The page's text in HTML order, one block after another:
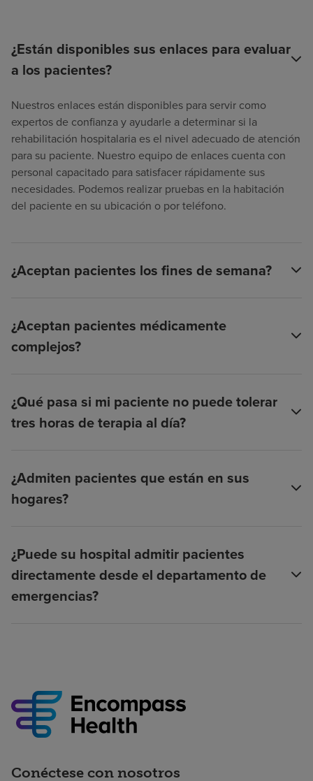
¿Están disponibles sus enlaces para evaluar
a los pacientes?
Nuestros enlaces están disponibles para servir como
expertos de confianza y ayudarle a determinar si la
rehabilitación hospitalaria es el nivel adecuado de atención
para su paciente. Nuestro equipo de enlaces cuenta con
personal capacitado para satisfacer rápidamente sus
necesidades. Podemos realizar pruebas en la habitación
del paciente en su ubicación o por teléfono.
¿Aceptan pacientes los fines de semana?
¿Aceptan pacientes médicamente
complejos?
¿Qué pasa si mi paciente no puede tolerar
tres horas de terapia al día?
¿Admiten pacientes que están en sus
hogares?
¿Puede su hospital admitir pacientes
directamente desde el departamento de
emergencias?
Conéctese con nosotros